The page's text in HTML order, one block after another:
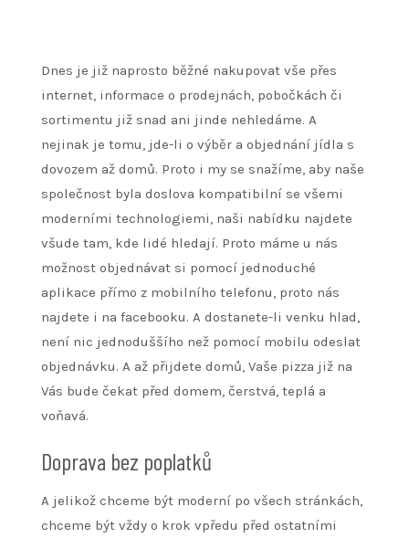
Dnes je již naprosto běžné nakupovat vše přes
internet, informace o prodejnách, pobočkách či
sortimentu již snad ani jinde nehledáme. A
nejinak je tomu, jde-li o výběr a objednání jídla s
dovozem až domů. Proto i my se snažíme, aby naše
společnost byla doslova kompatibilní se všemi
moderními technologiemi, naši nabídku najdete
všude tam, kde lidé hledají. Proto máme u nás
možnost objednávat si pomocí jednoduché
aplikace přímo z mobilního telefonu, proto nás
najdete i na facebooku. A dostanete-li venku hlad,
není nic jednoduššího než pomocí mobilu odeslat
objednávku. A až přijdete domů, Vaše pizza již na
Vás bude čekat před domem, čerstvá, teplá a
voňavá.
Doprava bez poplatků
A jelikož chceme být moderní po všech stránkách,
chceme být vždy o krok vpředu před ostatními